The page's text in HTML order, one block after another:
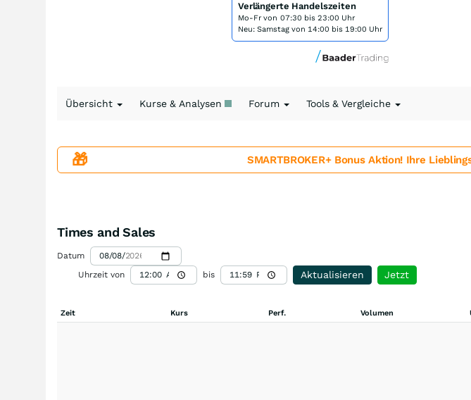
Verlängerte Handelszeiten
Mo-Fr von 07:30 bis 23:00 Uhr
Neu: Samstag von 14:00 bis 19:00 Uhr
Übersicht Kurse & Analysen Forum Tools & Vergleiche
🎁 SMARTBROKER+ Bonus Aktion! Ihre
Times and Sales
Datum
Uhrzeit von
bis Aktualisieren Jetzt
Zeit Kurs Perf. Volumen